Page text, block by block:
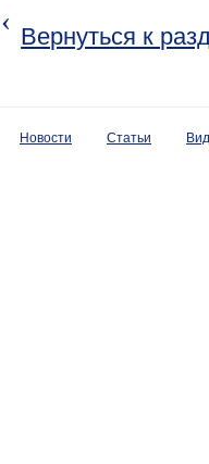
‹ Вернуться к
Новости Статьи